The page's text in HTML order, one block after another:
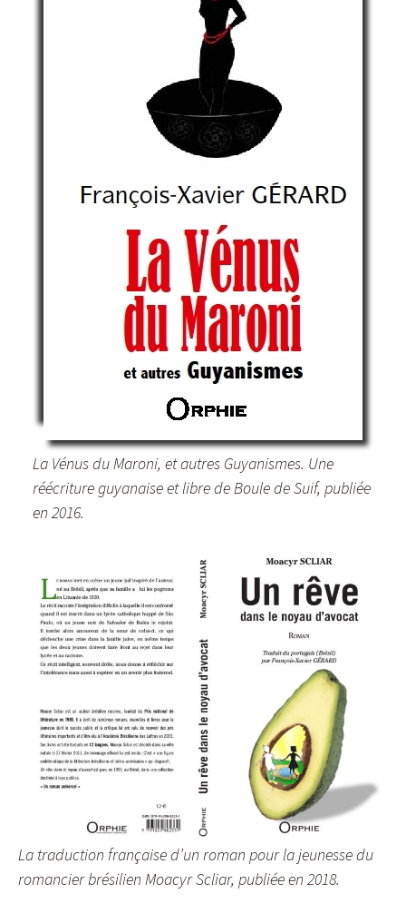
La Vénus du Maroni, et autres Guyanismes. Une
réécriture guyanaise et libre de Boule de Suif, publiée
en 2016.
La traduction française d’un roman pour la jeunesse du
romancier brésilien Moacyr Scliar, publiée en 2018.